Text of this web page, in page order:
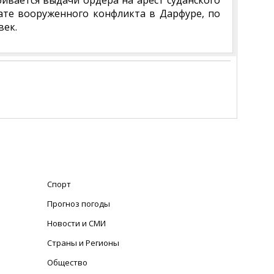
вооруженного конфликта в Дарфуре, по
Спорт
Прогноз погоды
Новости и СМИ
Страны и Регионы
Общество